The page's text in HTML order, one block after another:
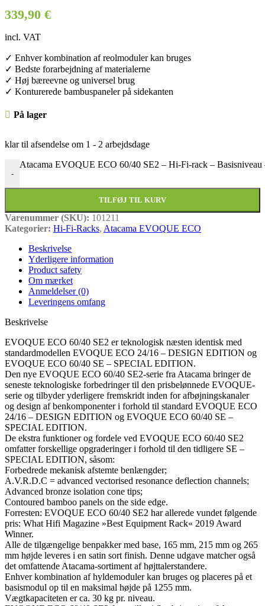
339,90 €
incl. VAT
✓ Enhver kombination af reolmoduler kan bruges
✓ Bedste forarbejdning af materialerne
✓ Høj bæreevne og universel brug
✓ Konturerede bambuspaneler på sidekanten
På lager
klar til afsendelse om 1 - 2 arbejdsdage
-
Atacama EVOQUE ECO 60/40 SE2 – Hi-Fi-rack – Basisniveau
TILFØJ TIL KURV
Varenummer (SKU): 101211
Kategorier: Hi-Fi-Racks, Atacama EVOQUE ECO
Beskrivelse
Yderligere information
Product safety
Om mærket
Anmeldelser (0)
Leveringens omfang
Beskrivelse
EVOQUE ECO 60/40 SE2 er teknologisk næsten identisk med
standardmodellen EVOQUE ECO 24/16 – DESIGN EDITION og
EVOQUE ECO 60/40 SE – SPECIAL EDITION.
Den nye EVOQUE ECO 60/40 SE2-serie fra Atacama bringer de
seneste teknologiske forbedringer til den prisbelønnede EVOQUE-
serie og tilbyder yderligere fremskridt inden for afbøjningskanaler
og design af benkomponenter i forhold til standard EVOQUE ECO
24/16 – DESIGN EDITION og EVOQUE ECO 60/40 SE –
SPECIAL EDITION.
De ekstra funktioner og fordele ved EVOQUE ECO 60/40 SE2
omfatter forskellige opgraderinger i forhold til den tidligere SE –
SPECIAL EDITION, såsom:
Forbedrede mekanisk afstemte benlængder;
A.V.R.D.C = advanced vectorised resonance deflection channels;
Advanced bronze isolation cone tips;
Contoured bamboo panels on the side edge.
Forresten: EVOQUE ECO 60/40 SE2 har allerede vundet følgende
pris: What Hifi Magazine »Best Equipment Rack« 2019 Award
Winner.
Alle de tilgængelige benpakker med base, 165 mm, 215 mm og 265
mm højde leveres i en satin sort finish. Denne udgave matcher også
det omfattende Atacama-sortiment af højttalerstandere.
Enhver kombination af hyldemoduler kan bruges og placeres på et
basismodul op til en maksimal højde på 1255 mm.
Vægtkapaciteten er ca. 30 kg pr. niveau.